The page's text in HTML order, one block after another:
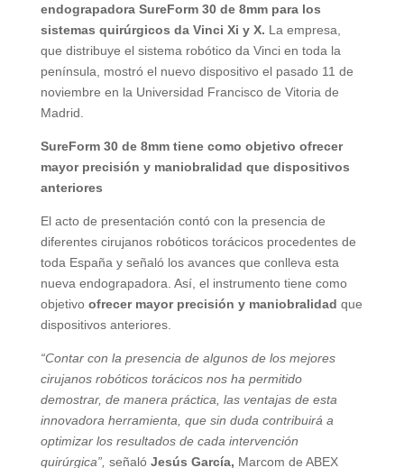
endograpadora SureForm 30 de 8mm para los
sistemas quirúrgicos da Vinci Xi y X. La empresa,
que distribuye el sistema robótico da Vinci en toda la
península, mostró el nuevo dispositivo el pasado 11 de
noviembre en la Universidad Francisco de Vitoria de
Madrid.
SureForm 30 de 8mm tiene como objetivo ofrecer
mayor precisión y maniobralidad que dispositivos
anteriores
El acto de presentación contó con la presencia de
diferentes cirujanos robóticos torácicos procedentes de
toda España y señaló los avances que conlleva esta
nueva endograpadora. Así, el instrumento tiene como
objetivo ofrecer mayor precisión y maniobralidad que
dispositivos anteriores.
“Contar con la presencia de algunos de los mejores
cirujanos robóticos torácicos nos ha permitido
demostrar, de manera práctica, las ventajas de esta
innovadora herramienta, que sin duda contribuirá a
optimizar los resultados de cada intervención
quirúrgica”, señaló Jesús García, Marcom de ABEX